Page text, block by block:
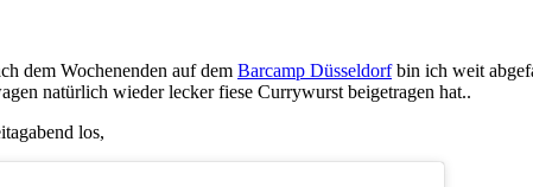
dem Wochenenden auf dem Barcamp Düsseldorfbin ich weit
natürlich wieder lecker fiese Currywurst beigetragen hat..
los,